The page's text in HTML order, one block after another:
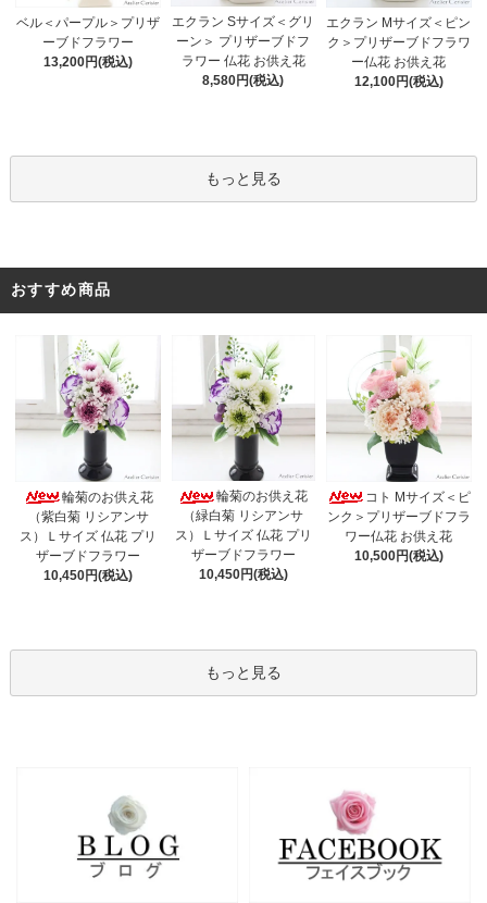
ベル＜パープル＞プリザ
ーブドフラワー
13,200円(税込)
エクラン Sサイズ＜グリ
ーン＞ プリザーブドフ
ラワー 仏花 お供え花
8,580円(税込)
エクラン Mサイズ＜ピン
ク＞プリザーブドフラワ
ー仏花 お供え花
12,100円(税込)
もっと見る
おすすめ商品
輪菊のお供え花
（紫白菊 リシアンサ
ス）Ｌサイズ 仏花 プリ
ザーブドフラワー
10,450円(税込)
輪菊のお供え花
（緑白菊 リシアンサ
ス）Ｌサイズ 仏花 プリ
ザーブドフラワー
10,450円(税込)
コト Mサイズ＜ピ
ンク＞プリザーブドフラ
ワー仏花 お供え花
10,500円(税込)
もっと見る